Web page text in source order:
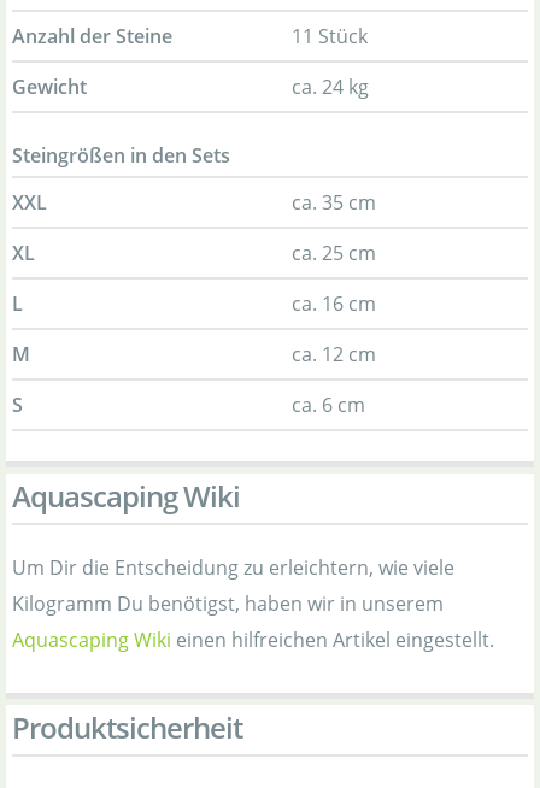
Anzahl der Steine
11 Stück
Gewicht
ca. 24 kg
Steingrößen in den Sets
XXL
ca. 35 cm
XL
ca. 25 cm
L
ca. 16 cm
M
ca. 12 cm
S
ca. 6 cm
Aquascaping Wiki
Um Dir die Entscheidung zu erleichtern, wie viele
Kilogramm Du benötigst, haben wir in unserem
Aquascaping Wiki einen hilfreichen Artikel eingestellt.
Produktsicherheit